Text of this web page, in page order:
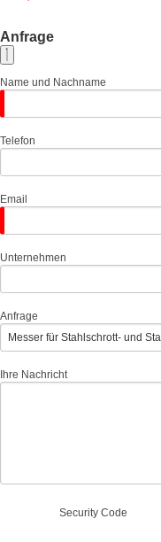
Anfrage
Name und Nachname
Telefon
Email
Unternehmen
Anfrage
Ihre Nachricht
Security Code